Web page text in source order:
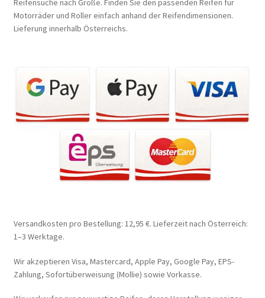
Reifensuche nach Größe. Finden Sie den passenden Reifen für
Motorräder und Roller einfach anhand der Reifendimensionen.
Lieferung innerhalb Österreichs.
Versandkosten pro Bestellung: 12,95 €. Lieferzeit nach Österreich:
1–3 Werktage.
Wir akzeptieren Visa, Mastercard, Apple Pay, Google Pay, EPS-
Zahlung, Sofortüberweisung (Mollie) sowie Vorkasse.